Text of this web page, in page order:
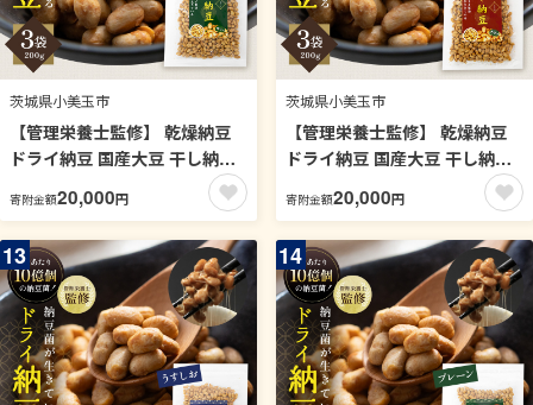
茨城県小美玉市
【管理栄養士監修】 乾燥納豆
ドライ納豆 国産大豆 干し納豆
納豆 【低温製法で納豆菌が生
きている】 (200g×3パック, プ
レーン) 96-M
寄附金額20,000円
茨城県小美玉市
【管理栄養士監修】 乾燥納豆
ドライ納豆 国産大豆 干し納豆
納豆 【低温製法で納豆菌が生
きている】 (200g×3パック, 醤
油) 96-L
寄附金額20,000円
13 14